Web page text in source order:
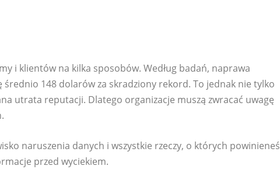
i klientów na kilka sposobów. Według badań, naprawa
148 dolarów za skradziony rekord. To jednak nie tylko
utrata reputacji. Dlatego organizacje muszą zwracać uwagę
naruszenia danych i wszystkie rzeczy, o których powinieneś
przed wyciekiem.